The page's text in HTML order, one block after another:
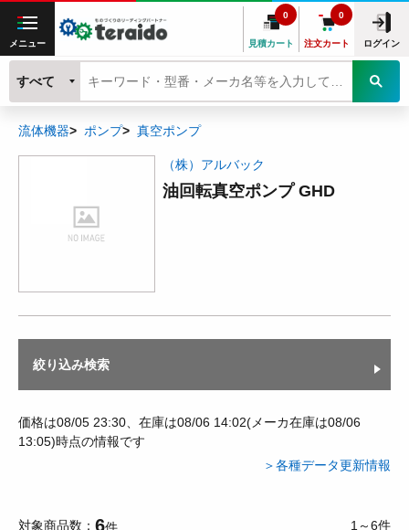
メニュー 見積カート
0
注文カート
0
ログイン
すべて
流体機器 ポンプ 真空ポンプ
（株）アルバック
油回転真空ポンプ GHD
絞り込み検索
価格は08/05 23:30、在庫は08/06 14:02(メーカ在庫は08/06
13:05)時点の情報です
＞各種データ更新情報
対象商品数 6 1～6件